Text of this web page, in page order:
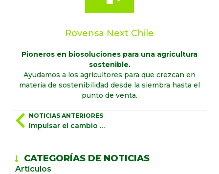
Rovensa Next Chile
Pioneros en biosoluciones para una agricultura
sostenible.
Ayudamos a los agricultores para que crezcan en
materia de sostenibilidad desde la siembra hasta el
punto de venta.
NOTICIAS ANTERIORES
Impulsar el cambio sostenible en la agricultura
CATEGORÍAS DE NOTICIAS
Artículos